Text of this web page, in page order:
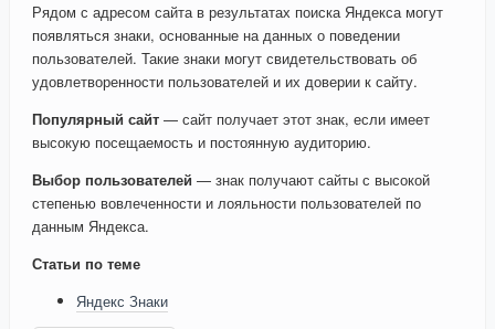
Рядом с адресом сайта в результатах поиска Яндекса могут
появляться знаки, основанные на данных о поведении
пользователей. Такие знаки могут свидетельствовать об
удовлетворенности пользователей и их доверии к сайту.
Популярный сайт — сайт получает этот знак, если имеет
высокую посещаемость и постоянную аудиторию.
Выбор пользователей — знак получают сайты с высокой
степенью вовлеченности и лояльности пользователей по
данным Яндекса.
Статьи по теме
Яндекс Знаки